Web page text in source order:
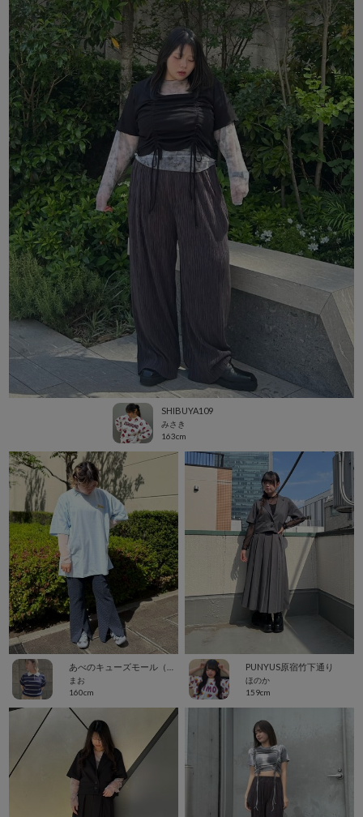
SHIBUYA109
みさき
163cm
まお
160cm
PUNYUS原宿竹下通り
ほのか
159cm